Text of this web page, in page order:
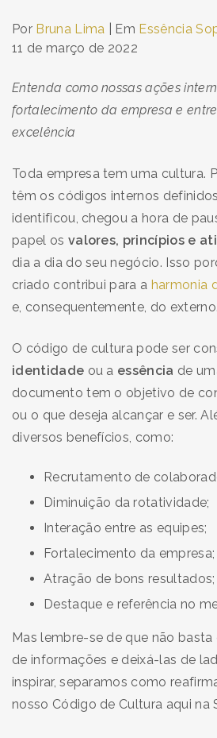
Por Bruna Lima | Em Essência
11 de março de 2022
Entenda como nossas ações
fortalecimento da empresa e
excelência
Toda empresa tem uma cultura.
têm os códigos internos
identificou, chegou a hora de
papel os valores, princípios e
dia a dia do seu negócio. Isso
criado contribui para a harmonia
e, consequentemente, do externo.
O código de cultura pode ser
identidade ou a essência de
documento tem o objetivo de
ou o que deseja alcançar e ser.
diversos benefícios, como:
Recrutamento de
Diminuição da rotatividade;
Interação entre as equipes;
Fortalecimento da empresa;
Atração de bons resultados;
Destaque e referência no
Mas lembre-se de que não
de informações e deixá-las de
inspirar, separamos como
nosso Código de Cultura aqui na